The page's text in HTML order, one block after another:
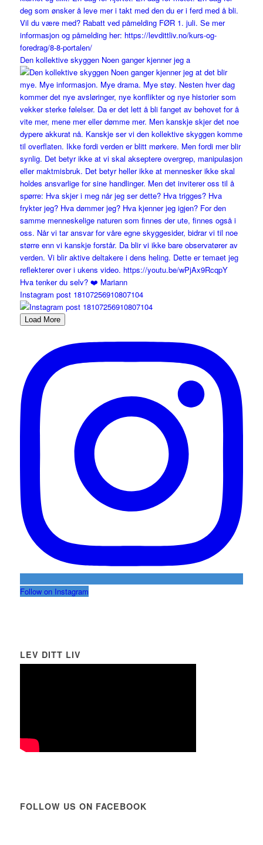
Den kollektive skyggen Noen ganger kjenner jeg a
Instagram post 18107256910807104
Load More
Follow on Instagram
LEV DITT LIV
FOLLOW US ON FACEBOOK